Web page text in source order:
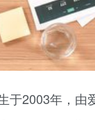
于2003年，由